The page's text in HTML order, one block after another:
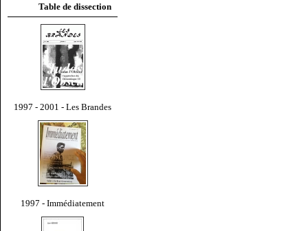
Table de dissection
1997 - 2001 - Les Brandes
1997 - Immédiatement